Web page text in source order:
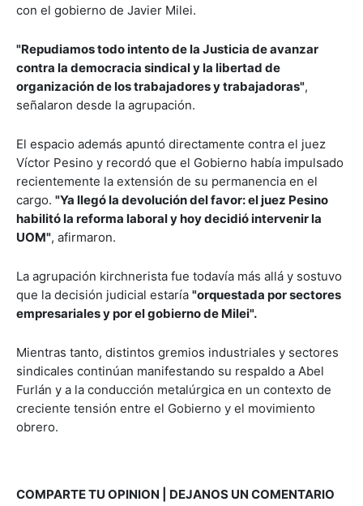
con el gobierno de Javier Milei.
"Repudiamos todo intento de la Justicia de avanzar
contra la democracia sindical y la libertad de
organización de los trabajadores y trabajadoras",
señalaron desde la agrupación.
El espacio además apuntó directamente contra el juez
Víctor Pesino y recordó que el Gobierno había impulsado
recientemente la extensión de su permanencia en el
cargo. "Ya llegó la devolución del favor: el juez Pesino
habilitó la reforma laboral y hoy decidió intervenir la
UOM", afirmaron.
La agrupación kirchnerista fue todavía más allá y sostuvo
que la decisión judicial estaría "orquestada por sectores
empresariales y por el gobierno de Milei".
Mientras tanto, distintos gremios industriales y sectores
sindicales continúan manifestando su respaldo a Abel
Furlán y a la conducción metalúrgica en un contexto de
creciente tensión entre el Gobierno y el movimiento
obrero.
COMPARTE TU OPINION | DEJANOS UN COMENTARIO